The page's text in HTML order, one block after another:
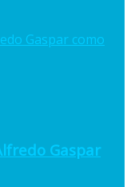
Gaspar